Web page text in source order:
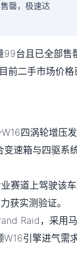
罄，极速达
99台且已全部售
前二手市场价格
四涡轮增压
变速箱与四驱系
赛道上驾驶该
获实测验证。
Raid，采用
引擎进气需